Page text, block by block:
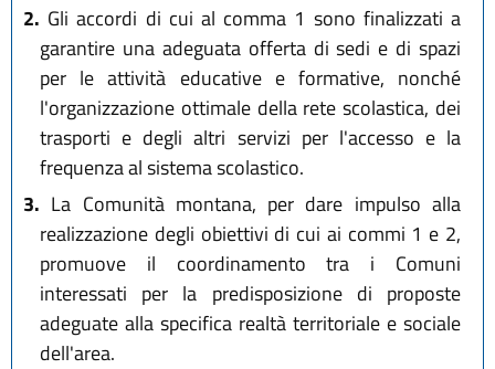
2. Gli accordi di cui al comma 1 sono finalizzati a
garantire una adeguata offerta di sedi e di spazi
per le attività educative e formative, nonché
l'organizzazione ottimale della rete scolastica, dei
trasporti e degli altri servizi per l'accesso e la
frequenza al sistema scolastico.
3. La Comunità montana, per dare impulso alla
realizzazione degli obiettivi di cui ai commi 1 e 2,
promuove il coordinamento tra i Comuni
interessati per la predisposizione di proposte
adeguate alla specifica realtà territoriale e sociale
dell'area.